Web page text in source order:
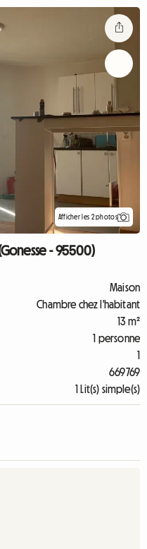
Afficher les 2 photos
- 95500)
Maison
Chambre chez l'habitant
13 m²
1 personne
1
669769
1 Lit(s) simple(s)